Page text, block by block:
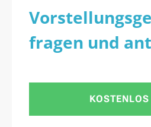
fragen und
KOSTENLOS